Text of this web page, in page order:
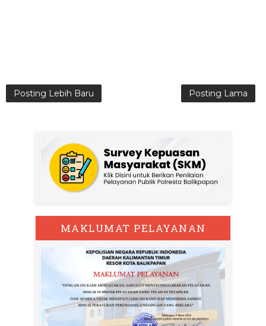
Posting Lebih Baru Posting Lama
MAKLUMAT PELAYANAN